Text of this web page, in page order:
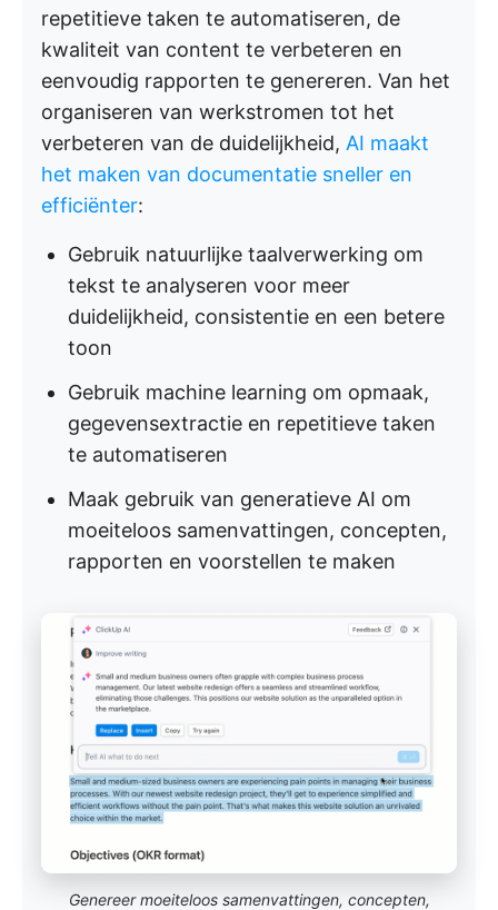
repetitieve taken te automatiseren, de
kwaliteit van content te verbeteren en
eenvoudig rapporten te genereren. Van het
organiseren van werkstromen tot het
verbeteren van de duidelijkheid, AI maakt
het maken van documentatie sneller en
efficiënter:
Gebruik natuurlijke taalverwerking om
tekst te analyseren voor meer
duidelijkheid, consistentie en een betere
toon
Gebruik machine learning om opmaak,
gegevensextractie en repetitieve taken
te automatiseren
Maak gebruik van generatieve AI om
moeiteloos samenvattingen, concepten,
rapporten en voorstellen te maken
Genereer moeiteloos samenvattingen, concepten,